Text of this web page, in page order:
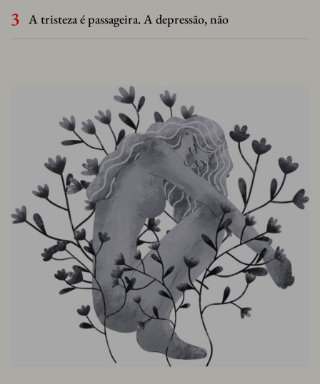
A tristeza é passageira. A depressão, não